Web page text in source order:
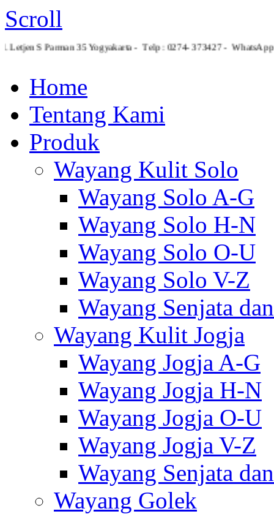
Scroll
Jl. Letjen S Parman 35 Yogyakarta - Telp : 0274- 373427 -
Home
Tentang Kami
Produk
Wayang Kulit Solo
Wayang Solo A-G
Wayang Solo H-N
Wayang Solo O-U
Wayang Solo V-Z
Wayang Senjata
Wayang Kulit Jogja
Wayang Jogja A-G
Wayang Jogja H-N
Wayang Jogja O-U
Wayang Jogja V-Z
Wayang Senjata
Wayang Golek